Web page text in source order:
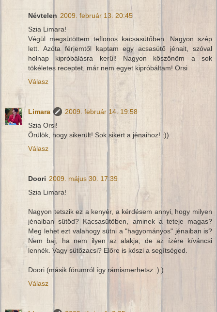
Névtelen 2009. február 13. 20:45
Szia Limara!
Végül megsütöttem teflonos kacsasütőben. Nagyon szép
lett. Azóta férjemtől kaptam egy acsasütő jénait, szóval
holnap kipróbálásra kerül! Nagyon köszönöm a sok
tökéletes receptet, már nem egyet kipróbáltam! Orsi
Válasz
Limara
2009. február 14. 19:58
Szia Orsi!
Örülök, hogy sikerült! Sok sikert a jénaihoz! :))
Válasz
Doori 2009. május 30. 17:39
Szia Limara!
Nagyon tetszik ez a kenyér, a kérdésem annyi, hogy milyen
jénaiban sütöd? Kacsasütőben, aminek a teteje magas?
Meg lehet ezt valahogy sütni a "hagyományos" jénaiban is?
Nem baj, ha nem ilyen az alakja, de az ízére kíváncsi
lennék. Vagy sütőzacsi? Előre is köszi a segítséged.
Doori (másik fórumról így rámismerhetsz :) )
Válasz